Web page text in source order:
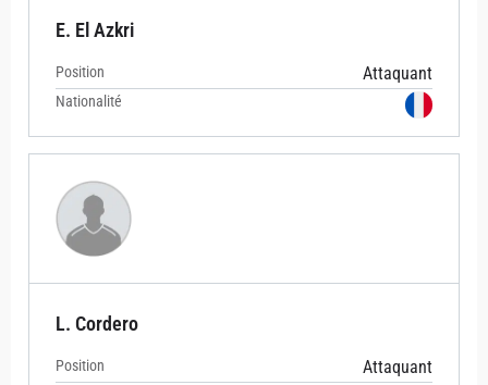
E. El Azkri
Position Attaquant
Nationalité
L. Cordero
Position Attaquant